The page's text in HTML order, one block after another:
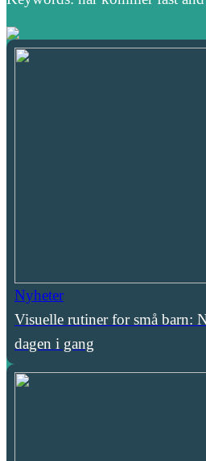
Nyheter
Visuelle rutiner for små barn:
dagen i gang